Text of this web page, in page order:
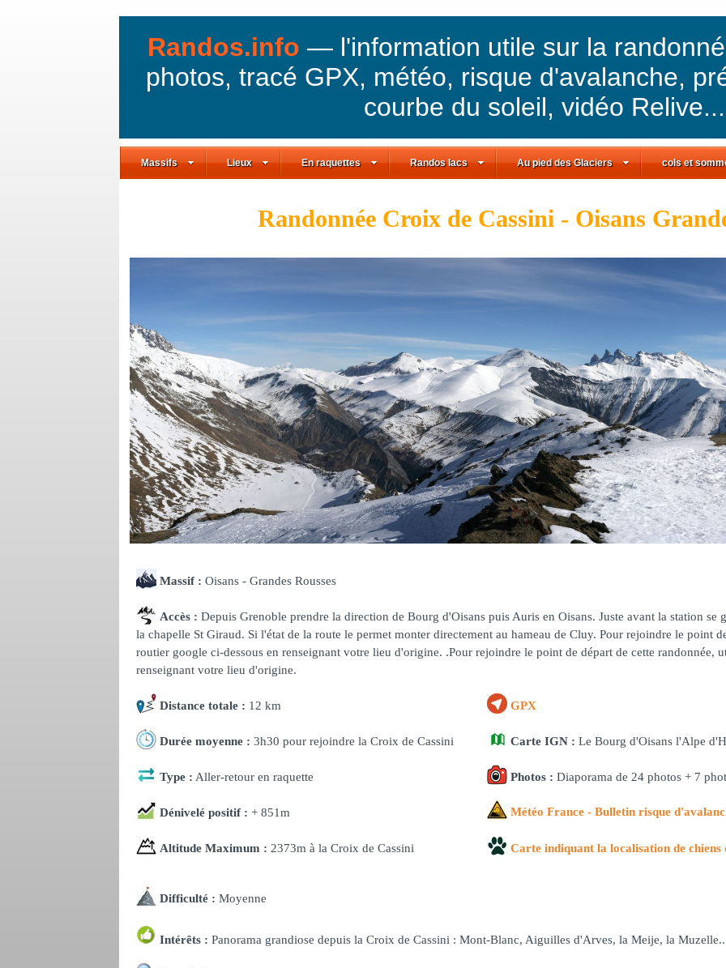
Randos.info — l'information utile sur la
photos, tracé GPX, météo, risque d'avalanche,
courbe du soleil, vidéo Relive...
Massifs Lieux En raquettes Randos lacs Au pied des Glaciers cols et
Randonnée Croix de Cassini - Oisans
Massif : Oisans - Grandes Rousses
Accès : Depuis Grenoble prendre la direction de Bourg d'Oisans puis Auris en Oisans. Juste avant la station se
la chapelle St Giraud. Si l'état de la route le permet monter directement au hameau de Cluy. Pour rejoindre le point
routier google ci-dessous en renseignant votre lieu d'origine. .Pour rejoindre le point de départ de cette randonnée,
renseignant votre lieu d'origine.
Distance totale : 12 km GPX
Durée moyenne : 3h30 pour rejoindre la Croix de Cassini Carte IGN : Le Bourg d'Oisans l'Alpe
Type : Aller-retour en raquette Photos : Diaporama de 24 photos + 7
Dénivelé positif : + 851m Météo France - Bulletin risque
Altitude Maximum : 2373m à la Croix de Cassini Carte indiquant la localisation de chiens
Difficulté : Moyenne
Intérêts : Panorama grandiose depuis la Croix de Cassini : Mont-Blanc, Aiguilles d'Arves, la Meije, la